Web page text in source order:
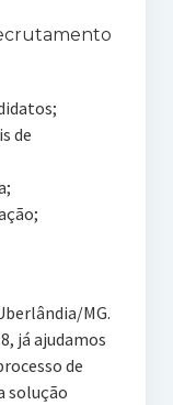
de
MG.
já ajudamos
de
solução